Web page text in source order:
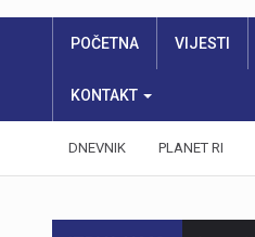
POČETNA VIJESTI
KONTAKT
DNEVNIK PLANET RI